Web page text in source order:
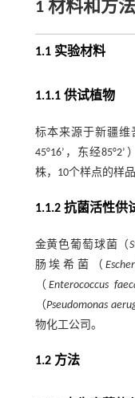
1 材料和方法
1.1 实验材料
1.1.1 供试植物
标本来源于新疆维
45°16’，东经
株，10个样点的样
1.1.2 抗菌活性供
金黄色葡萄球菌（
肠埃希菌（
（Enterococcus
（Pseudomonas
物化工公司。
1.2 方法